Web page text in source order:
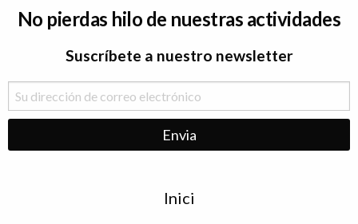
No pierdas hilo de nuestras actividades
Suscríbete a nuestro newsletter
Inici